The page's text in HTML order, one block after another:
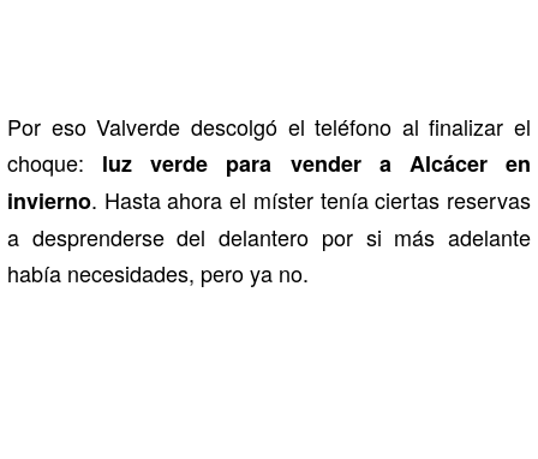
Por eso Valverde descolgó el teléfono al finalizar el
choque: luz verde para vender a Alcácer en
invierno. Hasta ahora el míster tenía ciertas reservas
a desprenderse del delantero por si más adelante
había necesidades, pero ya no.